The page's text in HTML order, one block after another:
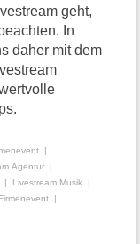
geht,
In
daher mit dem
Agentur
Livestream Musik